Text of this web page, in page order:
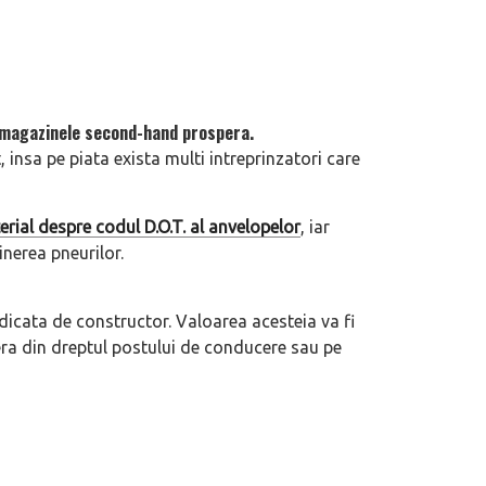
second-hand prospera.
insa pe piata exista multi intreprinzatori care
despre codul D.O.T. al anvelopelor, iar
pneurilor.
de constructor. Valoarea acesteia va fi
din dreptul postului de conducere sau pe